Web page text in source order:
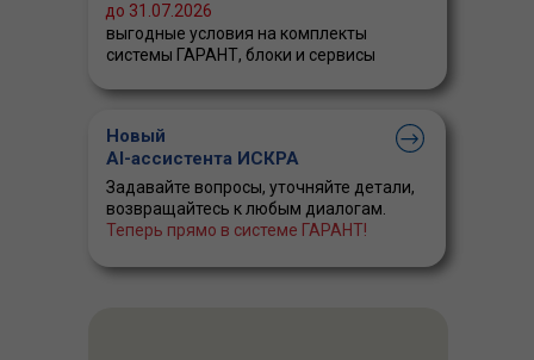
выгодные условия на комплекты
системы ГАРАНТ, блоки и сервисы
до 31.07.2026
Новый
AI-ассистента ИСКРА
Задавайте вопросы, уточняйте детали,
возвращайтесь к любым диалогам.
Теперь прямо в системе ГАРАНТ!